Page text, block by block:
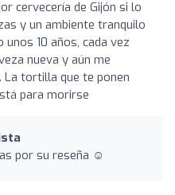
cervecería de Gijón si lo
y un ambiente tranquilo
10 años, cada vez
nueva y aún me
La tortilla que te ponen
para morirse
por su reseña ☺️